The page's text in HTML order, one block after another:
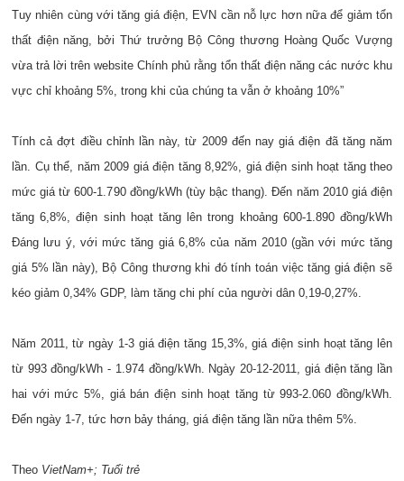
Tuy nhiên cùng với tăng giá điện, EVN cần nỗ lực hơn nữa để giảm tổn
thất điện năng, bởi Thứ trưởng Bộ Công thương Hoàng Quốc Vượng
vừa trả lời trên website Chính phủ rằng tổn thất điện năng các nước khu
vực chỉ khoảng 5%, trong khi của chúng ta vẫn ở khoảng 10%”
Tính cả đợt điều chỉnh lần này, từ 2009 đến nay giá điện đã tăng năm
lần. Cụ thể, năm 2009 giá điện tăng 8,92%, giá điện sinh hoạt tăng theo
mức giá từ 600-1.790 đồng/kWh (tùy bậc thang). Đến năm 2010 giá điện
tăng 6,8%, điện sinh hoạt tăng lên trong khoảng 600-1.890 đồng/kWh
Đáng lưu ý, với mức tăng giá 6,8% của năm 2010 (gần với mức tăng
giá 5% lần này), Bộ Công thương khi đó tính toán việc tăng giá điện sẽ
kéo giảm 0,34% GDP, làm tăng chi phí của người dân 0,19-0,27%.
Năm 2011, từ ngày 1-3 giá điện tăng 15,3%, giá điện sinh hoạt tăng lên
từ 993 đồng/kWh - 1.974 đồng/kWh. Ngày 20-12-2011, giá điện tăng lần
hai với mức 5%, giá bán điện sinh hoạt tăng từ 993-2.060 đồng/kWh.
Đến ngày 1-7, tức hơn bảy tháng, giá điện tăng lần nữa thêm 5%.
Theo VietNam+; Tuổi trẻ